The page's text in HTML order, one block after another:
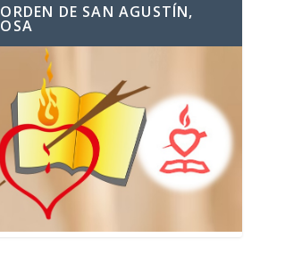
ORDEN DE SAN AGUSTÍN,
OSA